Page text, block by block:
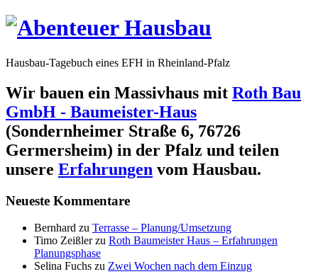
Hausbau-Tagebuch eines EFH in Rheinland-Pfalz
Wir bauen ein Massivhaus mit Roth Bau
GmbH - Baumeister-Haus
(Sondernheimer Straße 6, 76726
Germersheim) in der Pfalz und teilen
unsere Erfahrungen vom Hausbau.
Neueste Kommentare
Bernhard zu Terrasse – Planung/Umsetzung
Timo Zeißlerzu Roth Baumeister Haus – Erfahrungen
Planungsphase
Selina Fuchs zu Zwei Wochen nach dem Einzug